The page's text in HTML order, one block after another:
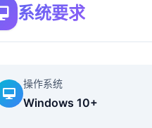
即然，光靠这样就愿要当朝冠
次太天日真了，作为训练家就
这样，对于第一次击败儿期玩
我已经是极其开张神的事情了
系统要求
操作系统
Windows 10+